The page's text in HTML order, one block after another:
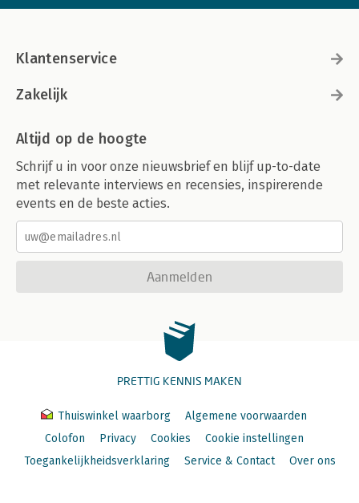
Klantenservice
Zakelijk
Altijd op de hoogte
Schrijf u in voor onze nieuwsbrief en blijf up-to-date
met relevante interviews en recensies, inspirerende
events en de beste acties.
Aanmelden
PRETTIG KENNIS MAKEN
Thuiswinkel waarborg
Algemene voorwaarden
Colofon
Privacy Cookies
Cookie instellingen
Toegankelijkheidsverklaring
Service & Contact Over ons